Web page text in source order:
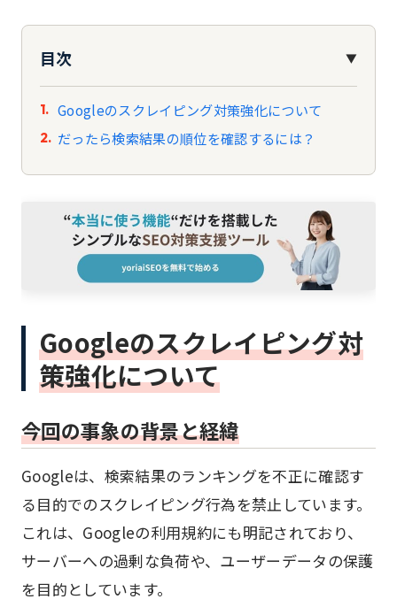
目次 ▼
Googleのスクレイピング対策強化について
だったら検索結果の順位を確認するには？
Googleのスクレイピング対
策強化について
今回の事象の背景と経緯
Googleは、検索結果のランキングを不正に確認す
る目的でのスクレイピング行為を禁止しています。
これは、Googleの利用規約にも明記されており、
サーバーへの過剰な負荷や、ユーザーデータの保護
を目的としています。